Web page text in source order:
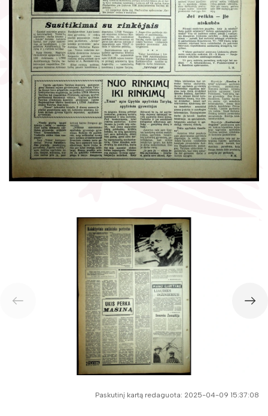
Gaunami periodiniai leidiniai
Tarpbibliotekinis abonementas
Knygomatai
Internetas
Klubai
Literatų klubas „Polėkis“
Interaktyvi kelionė
Gabrielės Petkevičaitės-Bitės literatūrinė
premija
Bibliotekos 70-metis
Virtuali biblioteka
Paskutinį kartą redaguota: 2025-04-09 15:37:08